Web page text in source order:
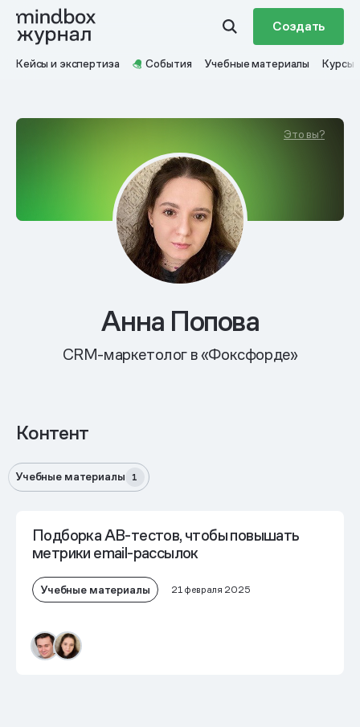
Создать
Кейсы и экспертиза События Учебные материалы Курсы
Это вы?
Анна Попова
CRM-маркетолог в «Фоксфорде»
Контент
Учебные материалы 1
Подборка АВ-тестов, чтобы повышать
метрики email-рассылок
Учебные материалы 21 февраля 2025